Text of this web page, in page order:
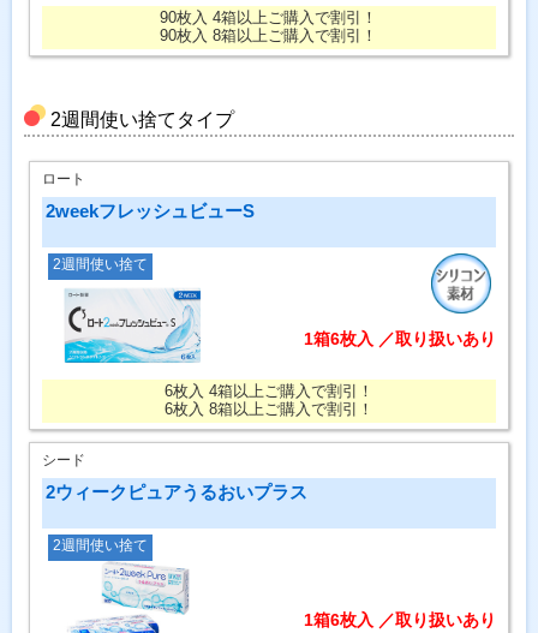
90枚入 4箱以上ご購入で割引！
90枚入 8箱以上ご購入で割引！
2週間使い捨てタイプ
ロート
2weekフレッシュビューS
2週間使い捨て
1箱6枚入 ／取り扱いあり
6枚入 4箱以上ご購入で割引！
6枚入 8箱以上ご購入で割引！
シード
2ウィークピュアうるおいプラス
2週間使い捨て
1箱6枚入 ／取り扱いあり